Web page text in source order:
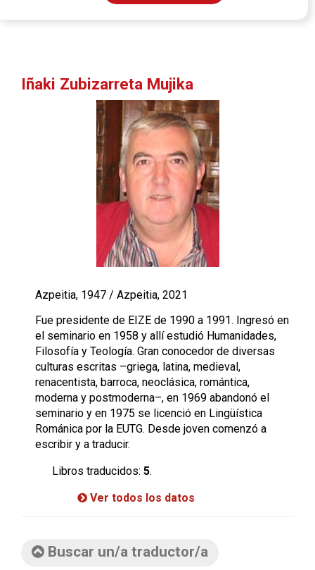
Iñaki Zubizarreta Mujika
Azpeitia, 1947 / Azpeitia, 2021
Fue presidente de EIZE de 1990 a 1991. Ingresó en
el seminario en 1958 y allí estudió Humanidades,
Filosofía y Teología. Gran conocedor de diversas
culturas escritas –griega, latina, medieval,
renacentista, barroca, neoclásica, romántica,
moderna y postmoderna–, en 1969 abandonó el
seminario y en 1975 se licenció en Lingüística
Románica por la EUTG. Desde joven comenzó a
escribir y a traducir.
Libros traducidos: 5.
Ver todos los datos
Buscar un/a traductor/a